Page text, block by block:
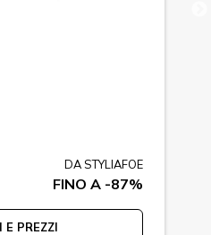
DA STYLIAFOE
FINO A -87%
E PREZZI